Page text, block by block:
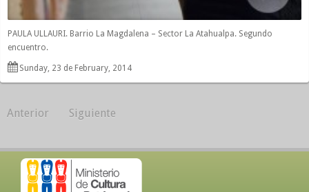
PAULA ULLAURI. Barrio La Magdalena – Sector La Atahualpa. Segundo
encuentro.
Sunday, 23 de February, 2014
Anterior Siguiente